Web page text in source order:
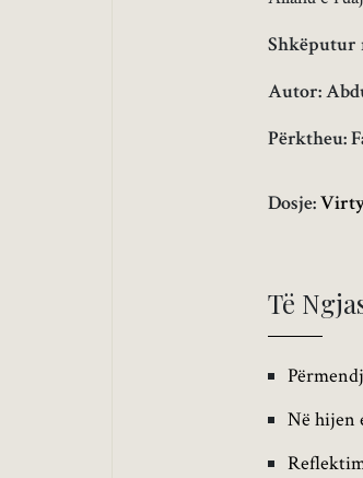
Shkëputur
Autor:
Përktheu:
Dosje:
Të
Në hijen